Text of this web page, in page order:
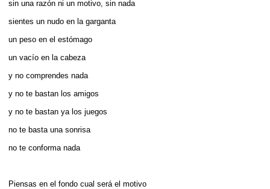
sin una razón ni un motivo, sin nada
sientes un nudo en la garganta
un peso en el estómago
un vací­o en la cabeza
y no comprendes nada
y no te bastan los amigos
y no te bastan ya los juegos
no te basta una sonrisa
no te conforma nada
Piensas en el fondo cual será el motivo